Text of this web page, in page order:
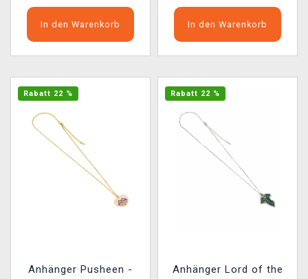
In den Warenkorb In den Warenkorb
Rabatt 22 %
Anhänger Pusheen -
Rabatt 22 %
Anhänger Lord of the